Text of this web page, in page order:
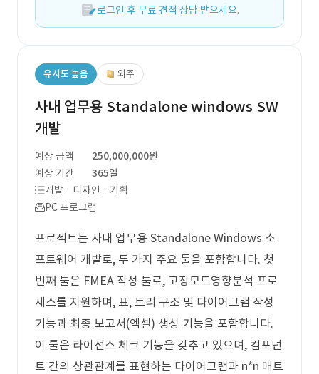
로그인 후 무료 견적 상담 받으세요.
유사도 높음 외주
사내 업무용 Standalone windows SW
개발
예상 금액
250,000,000원
예상 기간
365일
개발 · 디자인 · 기획
PC 프로그램
프로젝트는 사내 업무용 Standalone Windows 소
프트웨어 개발로, 두 가지 주요 툴을 포함합니다. 첫
번째 툴은 FMEA 작성 툴로, 고장모드영향분석 프로
세스를 지원하며, 표, 트리 구조 및 다이어그램 작성
기능과 최종 보고서(엑셀) 생성 기능을 포함합니다.
이 툴은 라이선스 체크 기능을 갖추고 있으며, 컴포넌
트 간의 상관관계를 표현하는 다이어그램과 n*n 매트